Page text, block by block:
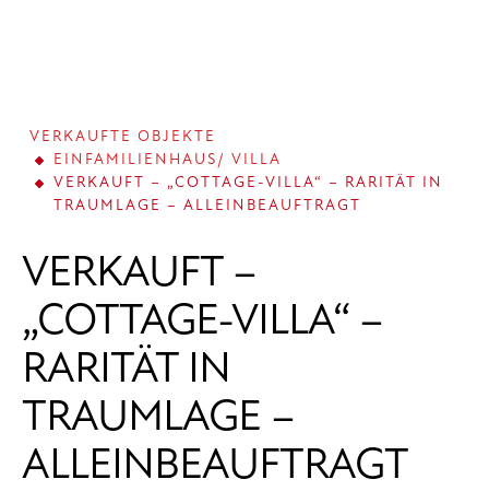
VERKAUFTE OBJEKTE
EINFAMILIENHAUS/ VILLA
VERKAUFT – „COTTAGE-VILLA“ – RARITÄT IN
TRAUMLAGE – ALLEINBEAUFTRAGT
VERKAUFT –
„COTTAGE-VILLA“ –
RARITÄT IN
TRAUMLAGE –
ALLEINBEAUFTRAGT